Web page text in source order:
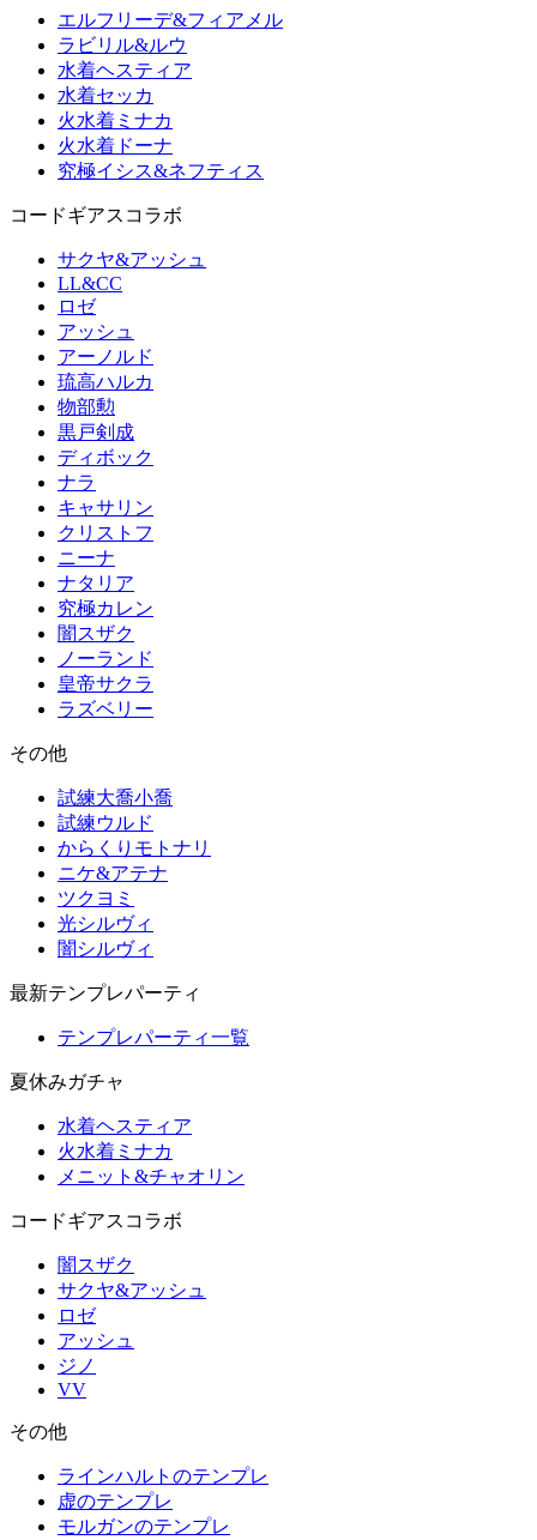
エルフリーデ&フィアメル
ラビリル&ルウ
水着ヘスティア
水着セッカ
火水着ミナカ
火水着ドーナ
究極イシス&ネフティス
コードギアスコラボ
サクヤ&アッシュ
LL&CC
ロゼ
アッシュ
アーノルド
琉高ハルカ
物部勲
黒戸剣成
ディボック
ナラ
キャサリン
クリストフ
ニーナ
ナタリア
究極カレン
闇スザク
ノーランド
皇帝サクラ
ラズベリー
その他
試練大喬小喬
試練ウルド
からくりモトナリ
ニケ&アテナ
ツクヨミ
光シルヴィ
闇シルヴィ
最新テンプレパーティ
テンプレパーティ一覧
夏休みガチャ
水着ヘスティア
火水着ミナカ
メニット&チャオリン
コードギアスコラボ
闇スザク
サクヤ&アッシュ
ロゼ
アッシュ
ジノ
VV
その他
ラインハルトのテンプレ
虚のテンプレ
モルガンのテンプレ